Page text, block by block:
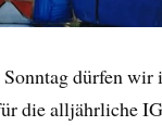
dürfen
die alljährliche